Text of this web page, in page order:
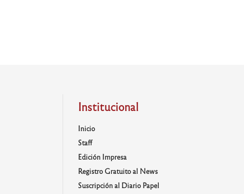
Institucional
Inicio
Staff
Edición Impresa
Registro Gratuito al News
Suscripción al Diario Papel